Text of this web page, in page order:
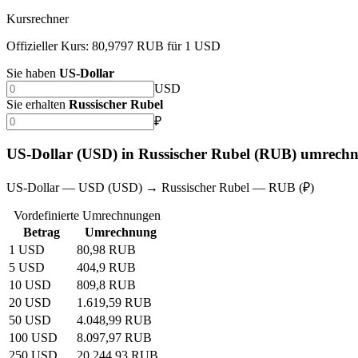
Kursrechner
Offizieller Kurs: 80,9797 RUB für 1 USD
Sie haben US-Dollar
USD
Sie erhalten Russischer Rubel
₽
US-Dollar (USD) in Russischer Rubel (RUB)
US-Dollar — USD (USD) → Russischer Rubel — RUB (₽)
Vordefinierte Umrechnungen
Betrag
Umrechnung
1 USD
80,98 RUB
5 USD
404,9 RUB
10 USD
809,8 RUB
20 USD
1.619,59 RUB
50 USD
4.048,99 RUB
100 USD
8.097,97 RUB
250 USD
20.244,93 RUB